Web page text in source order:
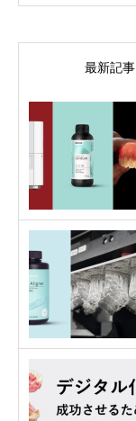
最新記事